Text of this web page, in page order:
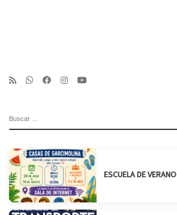
ESCUELA DE VERANO